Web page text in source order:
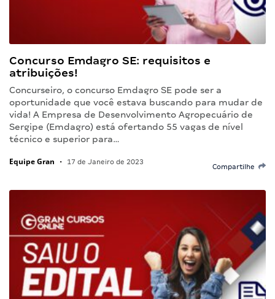
Concurso Emdagro SE: requisitos e
atribuições!
Concurseiro, o concurso Emdagro SE pode ser a
oportunidade que você estava buscando para mudar de
vida! A Empresa de Desenvolvimento Agropecuário de
Sergipe (Emdagro) está ofertando 55 vagas de nível
técnico e superior para…
Equipe Gran • 17 de Janeiro de 2023
Compartilhe